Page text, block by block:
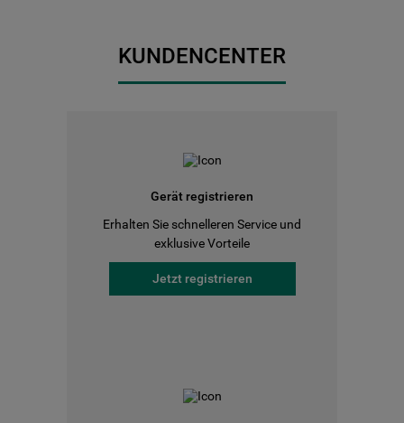
KUNDENCENTER
Gerät registrieren
Erhalten Sie schnelleren Service und
exklusive Vorteile
Jetzt registrieren